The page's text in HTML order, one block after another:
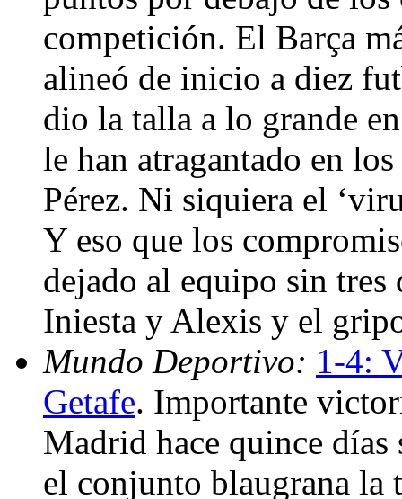
competición. El Barça
alineó de inicio a diez
dio la talla a lo grande
le han atragantado en
Pérez. Ni siquiera el
Y eso que los
dejado al equipo sin tres
Iniesta y Alexis y el
Mundo Deportivo: 1-4:
Getafe. Importante
Madrid hace quince días
el conjunto blaugrana la